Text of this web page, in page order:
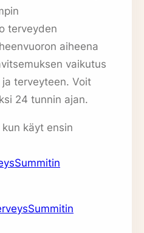
terveyden
aiheena
vaikutus
terveyteen. Voit
24 tunnin ajan.
käyt ensin